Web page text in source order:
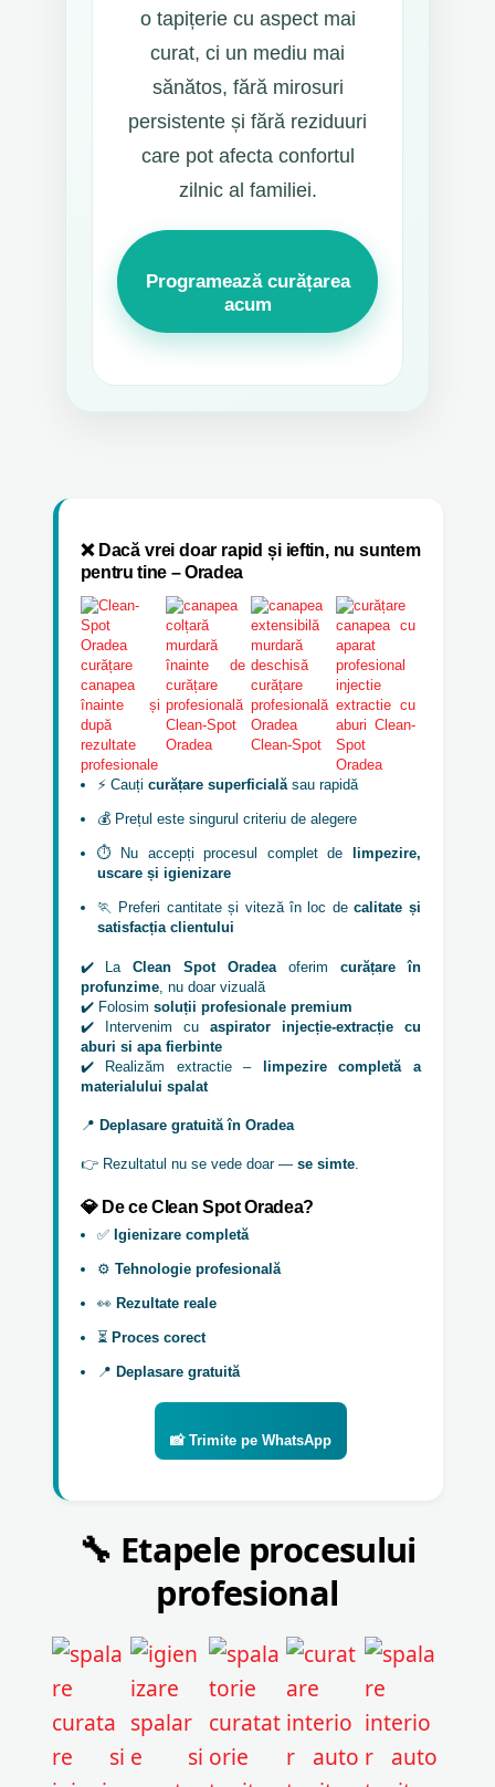
o tapițerie cu aspect mai
curat, ci un mediu mai
sănătos, fără mirosuri
persistente și fără reziduuri
care pot afecta confortul
zilnic al familiei.
Programează curățarea
acum
❌ Dacă vrei doar rapid și ieftin, nu suntem
pentru tine – Oradea
⚡ Cauți curățare superficialăsau rapidă
💰 Prețul este singurul criteriu de alegere
⏱️ Nu accepți procesul complet de limpezire,
uscare și igienizare
🏃 Preferi cantitate și viteză în loc decalitate și
satisfacția clientului
✔️ LaClean Spot Oradeaoferim curățare în
profunzime, nu doar vizuală
✔️ Folosim soluții profesionale premium
✔️ Intervenim cu aspirator injecție-extracție cu
aburi si apa fierbinte
✔️ Realizăm extractie –
limpezire completă a
materialului spalat
📍 Deplasare gratuită în Oradea
👉 Rezultatul nu se vede doar — se simte.
💎 De ce Clean Spot Oradea?
✅ Igienizare completă
⚙️ Tehnologie profesională
👀 Rezultate reale
⏳ Proces corect
📍 Deplasare gratuită
📸 Trimite pe WhatsApp
🔧 Etapele procesului
profesional